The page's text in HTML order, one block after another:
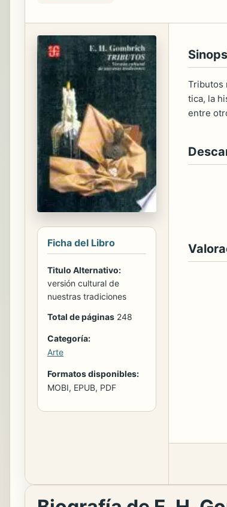
Ficha del Libro
Titulo Alternativo:
versión cultural de
nuestras tradiciones
Total de páginas 248
Categoría:
Arte
Formatos disponibles:
MOBI, EPUB, PDF
Tributos
tica, la
entre